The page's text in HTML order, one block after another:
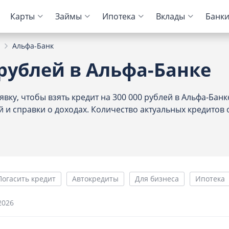
ЦБ РФ
Конвертер валют
Архив ЦБ РФ
Курс доллара ЦБ
кредитов Автокредиты
Онлайн-заявка
Без первого взноса
На авто с пробегом
Карты
Дебетовые карты
Онлайн-заявка
С кэшбэком
Займы
Колибри Деньги
Платиза
Монеткин
Ипотека
ипотеки
Вклады
Для пенсионеров
Калькулятор вкладов
Банки
банков Отзывы о банках
Альфа-Банк
в Альфа-Банке
чтобы взять кредит на 300 000 рублей в Альфа-
справки о доходах. Количество актуальных кредитов
кредит Автокредиты Для бизнеса Ипотека